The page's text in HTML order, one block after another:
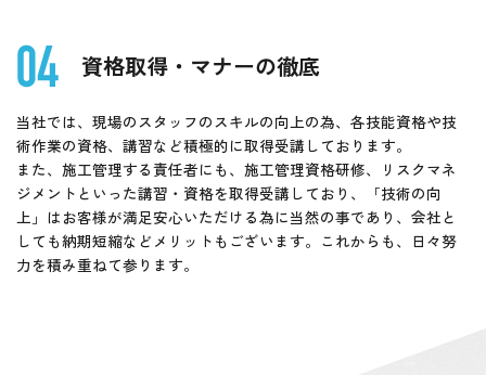
資格取得・マナーの徹底
当社では、現場のスタッフのスキルの向上の為、各技能資格や技
術作業の資格、講習など積極的に取得受講しております。
また、施工管理する責任者にも、施工管理資格研修、リスクマネ
ジメントといった講習・資格を取得受講しており、「技術の向
上」はお客様が満足安心いただける為に当然の事であり、会社と
しても納期短縮などメリットもございます。これからも、日々努
力を積み重ねて参ります。